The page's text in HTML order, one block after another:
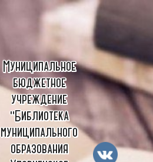
Муниципальное
бюджетное
учреждение
"Библиотека
муниципального
образования